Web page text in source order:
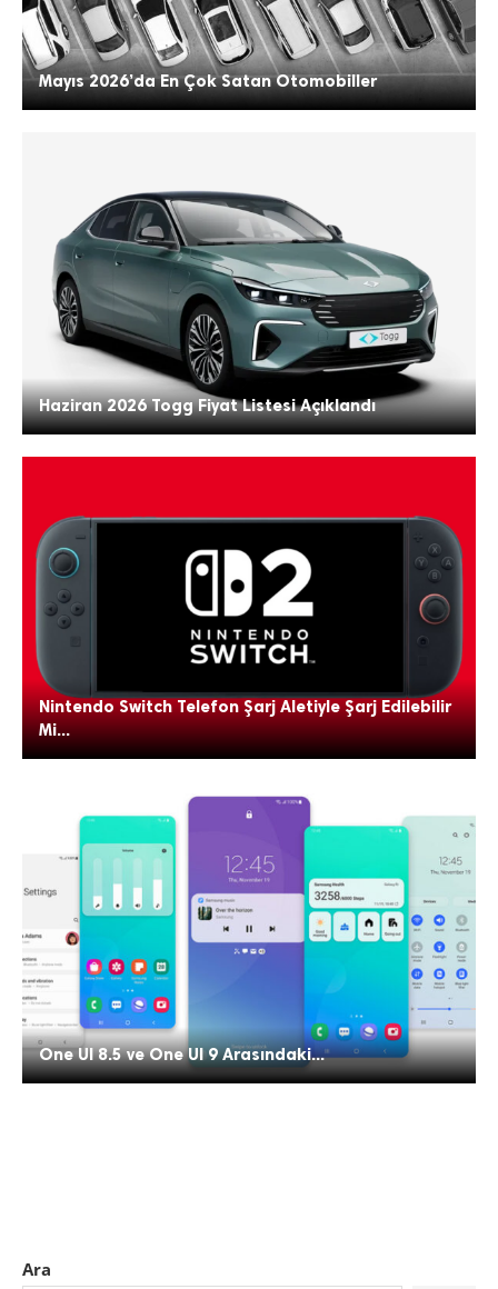
Mayıs 2026’da En Çok Satan Otomobiller
Haziran 2026 Togg Fiyat Listesi Açıklandı
Nintendo Switch Telefon Şarj Aletiyle Şarj Edilebilir
Mi...
One UI 8.5 ve One UI 9 Arasındaki...
Ara